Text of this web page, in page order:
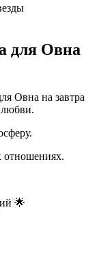
для Овна
Овна на завтра
любви.
🌟